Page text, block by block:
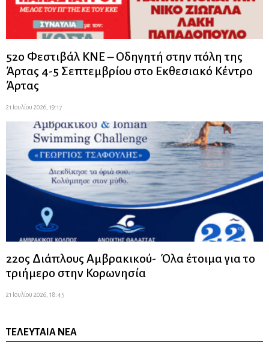
52ο Φεστιβάλ ΚΝΕ – Οδηγητή στην πόλη της
Άρτας 4-5 Σεπτεμβρίου στο Εκθεσιακό Κέντρο
Άρτας
21 Ιουλίου 2026, 19:17
22ος Διάπλους Αμβρακικού- Όλα έτοιμα για το
τριήμερο στην Κορωνησία
21 Ιουλίου 2026, 18:45
ΤΕΛΕΥΤΑΊΑ ΝΈΑ